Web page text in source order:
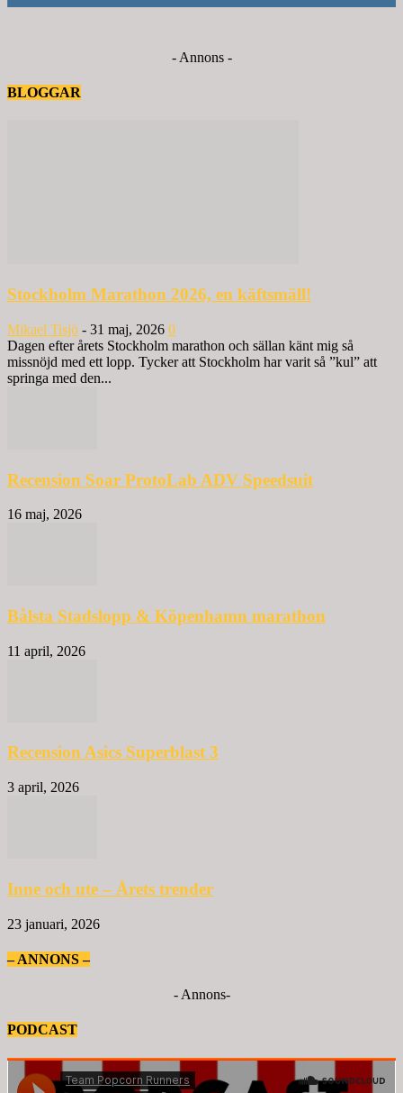
- Annons -
BLOGGAR
Stockholm Marathon 2026, en käftsmäll!
Mikael Tisjö - 31 maj, 2026 0
Dagen efter årets Stockholm marathon och sällan känt mig så
missnöjd med ett lopp. Tycker att Stockholm har varit så ”kul” att
springa med den...
Recension Soar ProtoLab ADV Speedsuit
16 maj, 2026
Bålsta Stadslopp & Köpenhamn marathon
11 april, 2026
Recension Asics Superblast 3
3 april, 2026
Inne och ute – Årets trender
23 januari, 2026
– ANNONS –
- Annons-
PODCAST